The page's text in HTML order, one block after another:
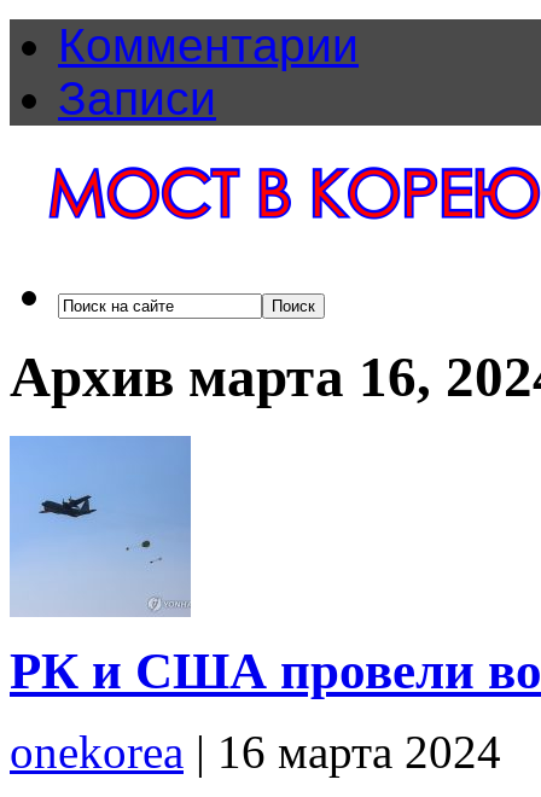
Комментарии
Записи
Архив марта 16,
РК и США провели
onekorea | 16 марта 2024